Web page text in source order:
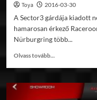
Toya 2016-03-30
A Sector3 gárdája kiadott
hamarosan érkező
Nürburgring több...
Olvass tovább...
Hatalmas
rajtrácsok